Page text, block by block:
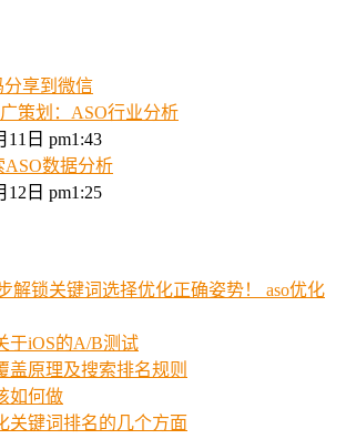
分享到微信
策划：ASO行业分析
11日 pm1:43
数据分析
12日 pm1:25
解锁关键词选择优化正确姿势！ aso优化
于iOS的A/B测试
盖原理及搜索排名规则
如何做
关键词排名的几个方面